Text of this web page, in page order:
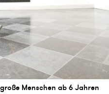
Menschen ab 6 Jahren